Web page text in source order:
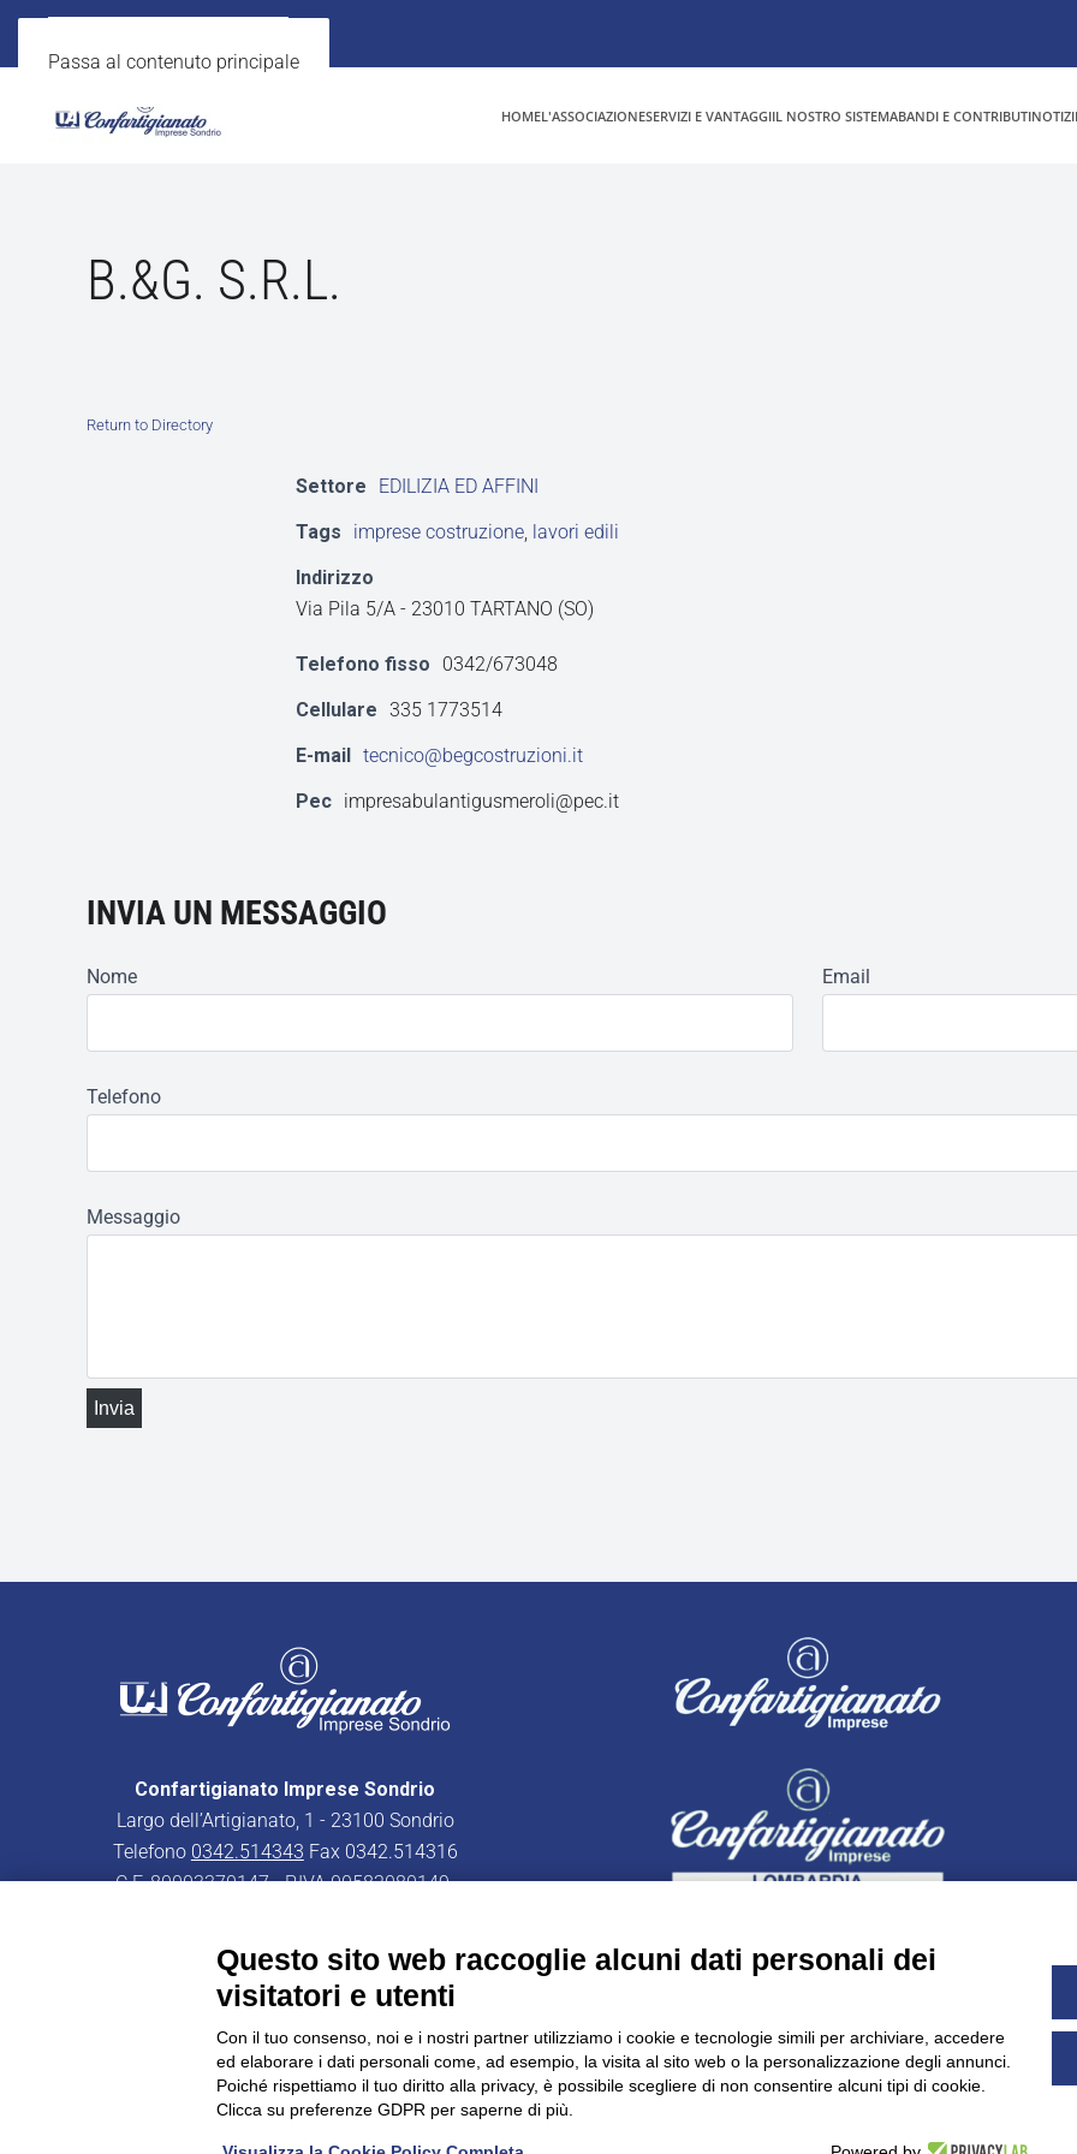
Passa al contenuto principale
HOMEL'ASSOCIAZIONESERVIZI E VANTAGGIIL NOSTRO SISTEMABANDI E CONTRIBUTI
B.&G. S.R.L.
Return to Directory
Settore
EDILIZIA ED AFFINI
Tags
imprese costruzione, lavori edili
Indirizzo
Via Pila 5/A - 23010 TARTANO (SO)
Telefono fisso
0342/673048
Cellulare 335 1773514
E-mail tecnico@begcostruzioni.it
Pec impresabulantigusmeroli@pec.it
INVIA UN MESSAGGIO
Nome Email
Telefono
Messaggio
Confartigianato Imprese Sondrio
Largo dell’Artigianato, 1 - 23100 Sondrio
Telefono 0342.514343 Fax 0342.514316
C.F. 80003370147 - P.IVA 00582080149
CONFARTIGIANATO - Informative privacy Cookie Policy Dichiarazione di accessibilità UNIDATA - Informativa privacy
Questo sito web raccoglie alcuni dati personali dei
visitatori e utenti
Con il tuo consenso, noi e i nostri partner utilizziamo i cookie e tecnologie simili per archiviare, accedere
ed elaborare i dati personali come, ad esempio, la visita al sito web o la personalizzazione degli annunci.
Poiché rispettiamo il tuo diritto alla privacy, è possibile scegliere di non consentire alcuni tipi di cookie.
Clicca su preferenze GDPR per saperne di più.